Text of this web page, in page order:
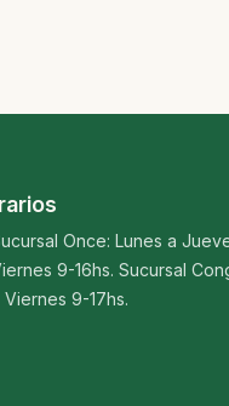
Once: Lunes a
9-16hs. Sucursal
Viernes 9-17hs.